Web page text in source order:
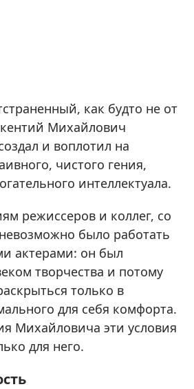
как будто не от
Михайлович
и воплотил на
чистого гения,
интеллектуала.
режиссеров и коллег, со
было работать
актерами: он был
творчества и потому
только в
для себя комфорта.
Михайловича эти условия
для него.